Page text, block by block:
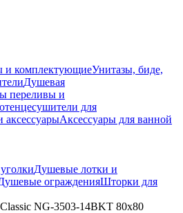
и комплектующиеУнитазы, биде,
Душевая
переливы и
для
Аксессуары для ванной
Душевые лотки и
огражденияШторки для
NG-3503-14BKT 80х80